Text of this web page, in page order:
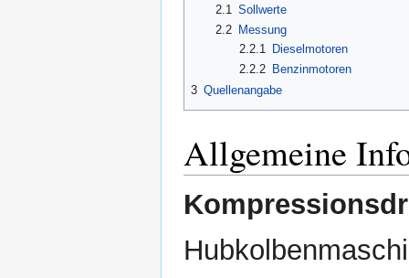
2.1 Sollwerte
2.2
Messung
2.2.1
Dieselmotoren
2.2.2 Benzinmotoren
3 Quellenangabe
Allgemeine